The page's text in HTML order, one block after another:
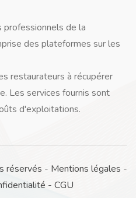
professionnels de la
des plateformes sur les
restaurateurs à récupérer
Les services fournis sont
d'exploitations.
réservés - Mentions légales -
- CGU